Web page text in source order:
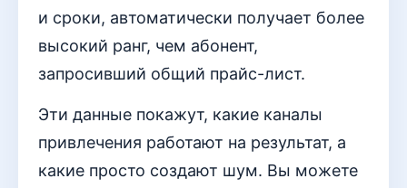
и сроки, автоматически получает более
высокий ранг, чем абонент,
запросивший общий прайс-лист.
Эти данные покажут, какие каналы
привлечения работают на результат, а
какие просто создают шум. Вы можете